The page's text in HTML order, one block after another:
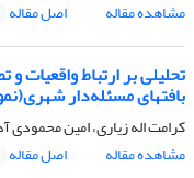
مشاهده مقاله
اصل مقاله
تحلیلی بر ارتباط
بافتهای مسئله‌دار شهری(نمونه
کرامت اله زیاری، امین محمودی
مشاهده مقاله
اصل مقاله